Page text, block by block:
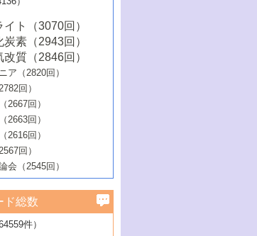
イン・対面開催）
のみ）
技術の最新動向
媒討論会（2020年・工学
よる含窒素有機化合物変
量低減に向けた自動車排
開発
媒討論会（2019年・大阪
触媒における電気化学的
媒討論会（2018年・東京
まいを解き明かす最先端
ンの有効利用のための触
媒討論会（2017年・首都
らの化成品製造に向けた触
最先端～とびたて若き研究
最先端～とびたて若き研究
最先端～とびたて若き研究
材料と燃料電池・電解合成
向
媒討論会（2016年・大阪府
触媒の最近の進展
形燃料電池（SOFC）におけ
上での燃料直接改質技術
構造の制御による触媒機能
よびその周辺技術の最近の
媒討論会（2015年・成蹊大
機構に関する最新の研究動
に向けた近年のアプローチ
ネルギーの有効活用に貢献
メタレート
媒討論会（2014年・ロワジ
）
料電池システム用触媒にお
ジカル重合の最近の動向
化学工業的展開に関する触
の精密構造制御とその活用
化成品製造のための固体触
着状態解析から新機能開拓
媒討論会（2013年・関西大
）
体の利用技術における最近
媒討論会
技術の最新動向
技術の最新動向
る物質変換反応の新展開
する化成品合成の新潮流
年）
見る合金触媒の新展開
媒討論会
場観察法の進歩（１）
場観察法の進歩（２）
の触媒的活性化による有機
酸触媒技術
合成における最近の進歩
）
対策と長寿命触媒開発
媒討論会
拓く新機能
およびその環境の精密な設
高機能化
に使うための技術
媒による精密有機合成
熱い注目を集める材料－
媒討論会
光触媒の現状と課題
実現に向けた水素製造・貯
る触媒・材料
年）
学会のこの10年，半世紀，
討論会
したユニークな表面構造の
年）
合物の合成と触媒
討論会
インケミカル合成プロセス
）
の最近の進歩
討論会
合触媒の最近の展開
担体とその効果
討論会
）
応触媒の最前線
年）
イト（3070回）
炭素（2943回）
改質（2846回）
ア（2820回）
回）
2667回）
2663回）
2616回）
回）
会（2545回）
ド総数
件）